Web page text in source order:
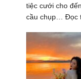
tiệc cưới cho
cầu chụp… Đọc